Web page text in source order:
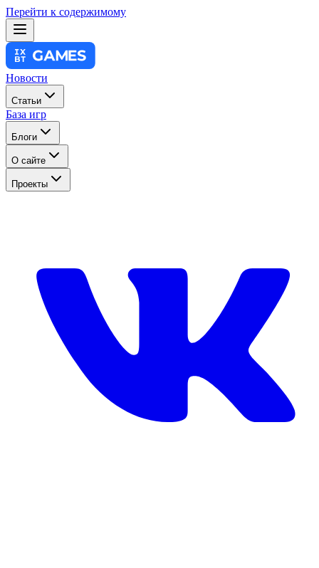
Перейти к содержимому
Новости
Статьи
База игр
Блоги
О сайте
Проекты